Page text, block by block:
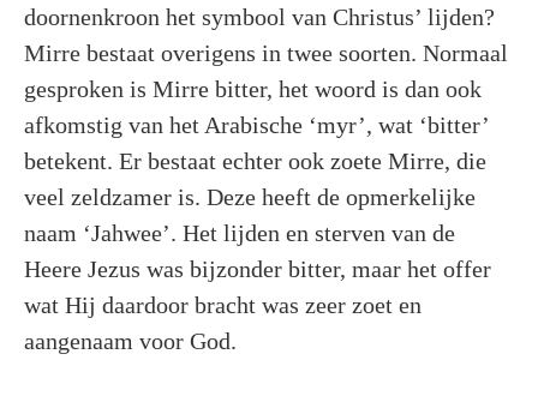
doornenkroon het symbool van Christus’ lijden?
Mirre bestaat overigens in twee soorten. Normaal
gesproken is Mirre bitter, het woord is dan ook
afkomstig van het Arabische ‘myr’, wat ‘bitter’
betekent. Er bestaat echter ook zoete Mirre, die
veel zeldzamer is. Deze heeft de opmerkelijke
naam ‘Jahwee’. Het lijden en sterven van de
Heere Jezus was bijzonder bitter, maar het offer
wat Hij daardoor bracht was zeer zoet en
aangenaam voor God.